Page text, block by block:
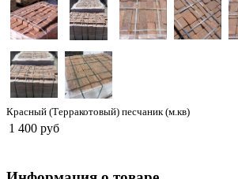
Красный (Терракотовый) песчаник (м.кв)
1 400 руб